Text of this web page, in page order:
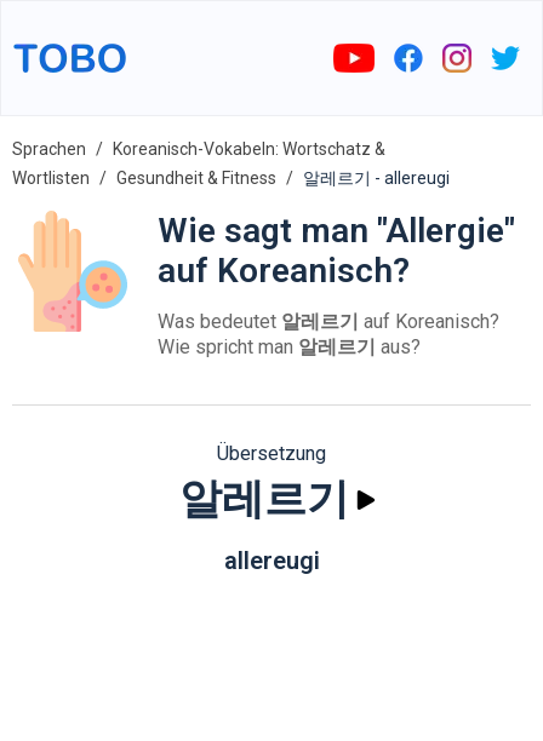
Sprachen
Koreanisch-Vokabeln: Wortschatz &
Wortlisten
Gesundheit & Fitness 알레르기 - allereugi
Wie sagt man "Allergie"
auf Koreanisch?
Was bedeutet 알레르기 auf Koreanisch?
Wie spricht man 알레르기 aus?
Übersetzung
알레르기
allereugi